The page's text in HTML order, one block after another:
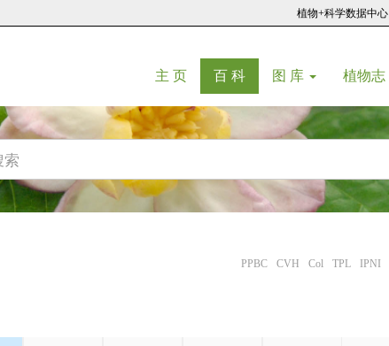
植物+科学数据中心
主 页(current)
百 科(current)
图 库 植物志
PPBC CVH Col TPL IPNI